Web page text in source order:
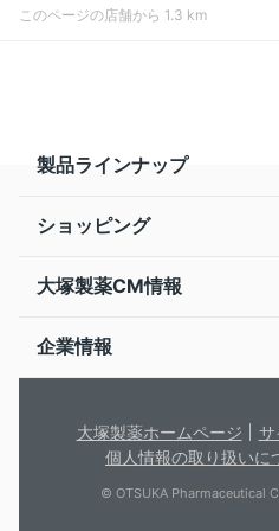
このページの店舗から 1.3 km
製品ラインナップ
ショッピング
大塚製薬CM情報
企業情報
大塚製薬ホームページ
サ
個人情報の取り扱いに
© OTSUKA Pharmaceutical